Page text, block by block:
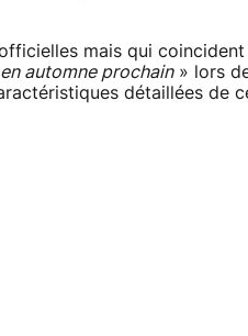
mais qui
en automne prochain» lors
détaillées de